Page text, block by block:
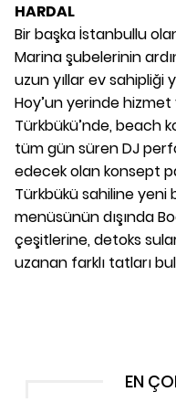
HARDAL
Bir başka İstanbullu
Marina şubelerinin
uzun yıllar ev sahipliği
Hoy’un yerinde
Türkbükü’nde, beach
tüm gün süren DJ
edecek olan konsept
Türkbükü sahiline yeni
menüsünün dışında
çeşitlerine, detoks
uzanan farklı tatları
EN